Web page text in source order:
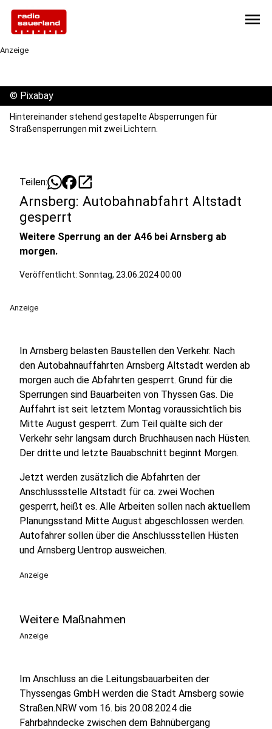
menu
Anzeige
© Pixabay
Hintereinander stehend gestapelte Absperrungen für
Straßensperrungen mit zwei Lichtern.
Teilen: open_in_new
Arnsberg: Autobahnabfahrt Altstadt
gesperrt
Weitere Sperrung an der A46 bei Arnsberg ab
morgen.
Veröffentlicht: Sonntag, 23.06.2024 00:00
Anzeige
In Arnsberg belasten Baustellen den Verkehr. Nach
den Autobahnauffahrten Arnsberg Altstadt werden ab
morgen auch die Abfahrten gesperrt. Grund für die
Sperrungen sind Bauarbeiten von Thyssen Gas. Die
Auffahrt ist seit letztem Montag voraussichtlich bis
Mitte August gesperrt. Zum Teil quälte sich der
Verkehr sehr langsam durch Bruchhausen nach Hüsten.
Der dritte und letzte Bauabschnitt beginnt Morgen.
Jetzt werden zusätzlich die Abfahrten der
Anschlussstelle Altstadt für ca. zwei Wochen
gesperrt, heißt es. Alle Arbeiten sollen nach aktuellem
Planungsstand Mitte August abgeschlossen werden.
Autofahrer sollen über die Anschlussstellen Hüsten
und Arnsberg Uentrop ausweichen.
Anzeige
Weitere Maßnahmen
Anzeige
Im Anschluss an die Leitungsbauarbeiten der
Thyssengas GmbH werden die Stadt Arnsberg sowie
Straßen.NRW vom 16. bis 20.08.2024 die
Fahrbahndecke zwischen dem Bahnübergang